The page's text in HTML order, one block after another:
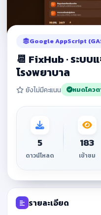
Google AppScript
📆 FixHub · ระบ
โรงพยาบาล
ยังไม่มีคะแนน หมดโควต
5
ดาวน์โหลด
183
เข้าชม
รายละเอียด